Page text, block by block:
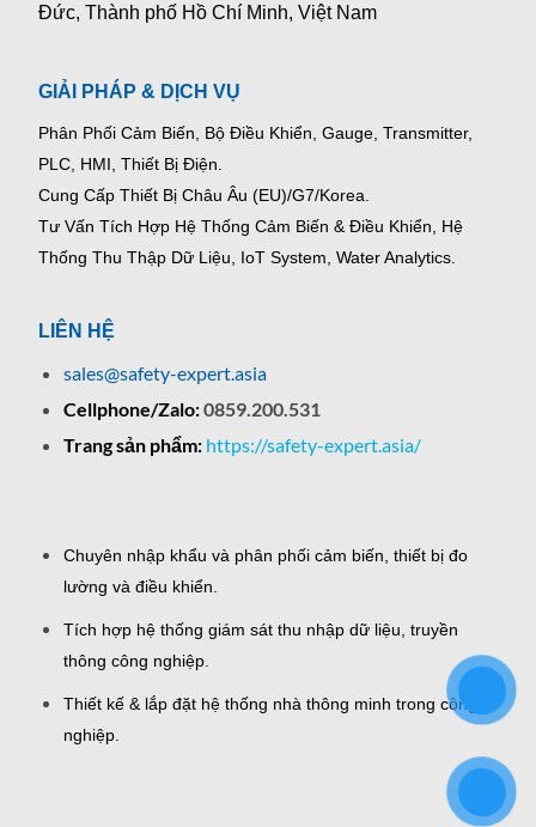
Đức, Thành phố Hồ Chí Minh, Việt Nam
GIẢI PHÁP & DỊCH VỤ
Phân Phối Cảm Biến, Bộ Điều Khiển, Gauge, Transmitter,
PLC, HMI, Thiết Bị Điện.
Cung Cấp Thiết Bị Châu Âu (EU)/G7/Korea.
Tư Vấn Tích Hợp Hệ Thống Cảm Biến & Điều Khiển, Hệ
Thống Thu Thập Dữ Liệu, IoT System, Water Analytics.
LIÊN HỆ
sales@safety-expert.asia
Cellphone/Zalo:0859.200.531
Trang sản phẩm: https://safety-expert.asia/
Chuyên nhập khẩu và phân phối cảm biến, thiết bị đo
lường và điều khiển.
Tích hợp hệ thống giám sát thu nhập dữ liệu, truyền
thông công nghiệp.
Thiết kế & lắp đặt hệ thống nhà thông minh trong công
nghiệp.